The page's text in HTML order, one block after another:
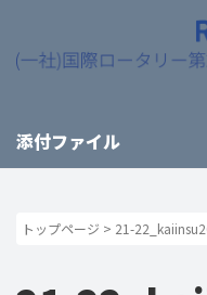
添付ファイル
トップページ > 21-